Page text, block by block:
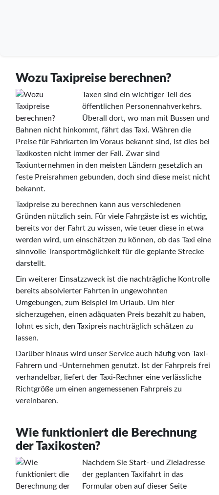
Wozu Taxipreise berechnen?
Taxen sind ein wichtiger Teil des
öffentlichen Personennahverkehrs.
Überall dort, wo man mit Bussen und
Bahnen nicht hinkommt, fährt das Taxi. Währen die
Preise für Fahrkarten im Voraus bekannt sind, ist dies bei
Taxikosten nicht immer der Fall. Zwar sind
Taxiunternehmen in den meisten Ländern gesetzlich an
feste Preisrahmen gebunden, doch sind diese meist nicht
bekannt.
Taxipreise zu berechnen kann aus verschiedenen
Gründen nützlich sein. Für viele Fahrgäste ist es wichtig,
bereits vor der Fahrt zu wissen, wie teuer diese in etwa
werden wird, um einschätzen zu können, ob das Taxi eine
sinnvolle Transportmöglichkeit für die geplante Strecke
darstellt.
Ein weiterer Einsatzzweck ist die nachträgliche Kontrolle
bereits absolvierter Fahrten in ungewohnten
Umgebungen, zum Beispiel im Urlaub. Um hier
sicherzugehen, einen adäquaten Preis bezahlt zu haben,
lohnt es sich, den Taxipreis nachträglich schätzen zu
lassen.
Darüber hinaus wird unser Service auch häufig von Taxi-
Fahrern und -Unternehmen genutzt. Ist der Fahrpreis frei
verhandelbar, liefert der Taxi-Rechner eine verlässliche
Richtgröße um einen angemessenen Fahrpreis zu
vereinbaren.
Wie funktioniert die Berechnung
der Taxikosten?
Nachdem Sie Start- und Zieladresse
der geplanten Taxifahrt in das
Formular oben auf dieser Seite